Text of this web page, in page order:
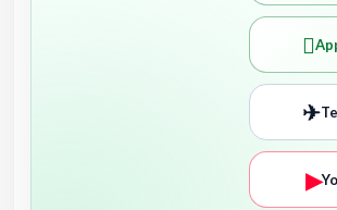

✈
▶